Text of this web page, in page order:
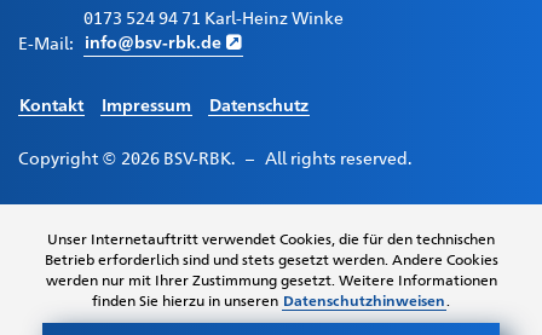
Unser Internetauftritt verwendet Cookies, die für den technischen
Betrieb erforderlich sind und stets gesetzt werden. Andere Cookies
werden nur mit Ihrer Zustimmung gesetzt. Weitere Informationen
finden Sie hierzu in unseren Datenschutzhinweisen.
0173 524 94 71 Karl-Heinz Winke
E-Mail:
info@bsv-rbk.de
Kontakt Impressum Datenschutz
Copyright © 2026 BSV-RBK. – All rights reserved.
Website
wurde